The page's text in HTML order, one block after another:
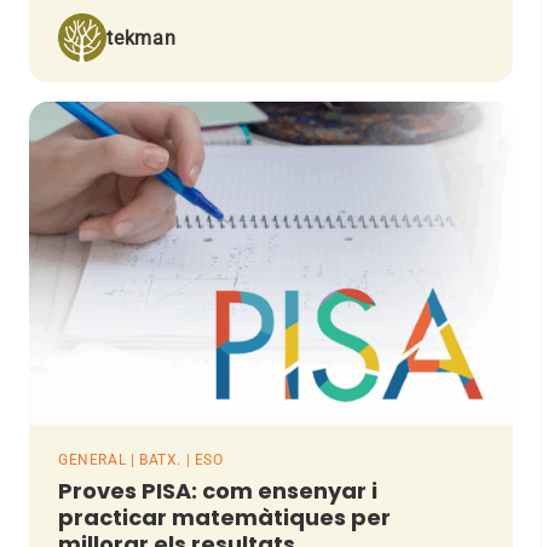
tekman
GENERAL | BATX. | ESO
Proves PISA: com ensenyar i
practicar matemàtiques per